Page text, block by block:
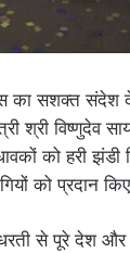
का सशक्त
श्री विष्णुदेव
को हरी
को प्रदान
से पूरे देश